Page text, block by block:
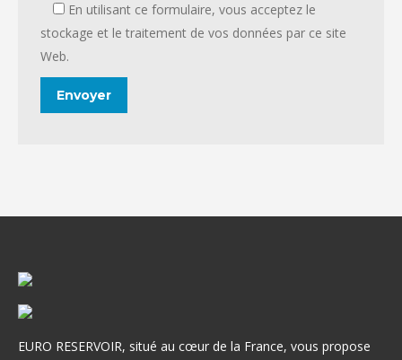
En utilisant ce formulaire, vous acceptez le
stockage et le traitement de vos données par ce site
Web.
EURO RESERVOIR, situé au cœur de la France, vous propose